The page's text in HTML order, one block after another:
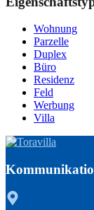
Wohnung
Parzelle
Duplex
Büro
Residenz
Feld
Werbung
Villa